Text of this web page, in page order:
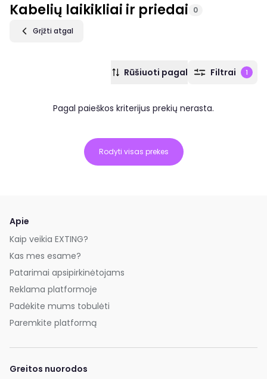
Kabelių laikikliai ir priedai 0
Grįžti atgal
Rūšiuoti pagal Filtrai 1
Pagal paieškos kriterijus prekių nerasta.
Rodyti visas prekes
Apie
Kaip veikia EXTING?
Kas mes esame?
Patarimai apsipirkinėtojams
Reklama platformoje
Padėkite mums tobulėti
Paremkite platformą
Greitos nuorodos